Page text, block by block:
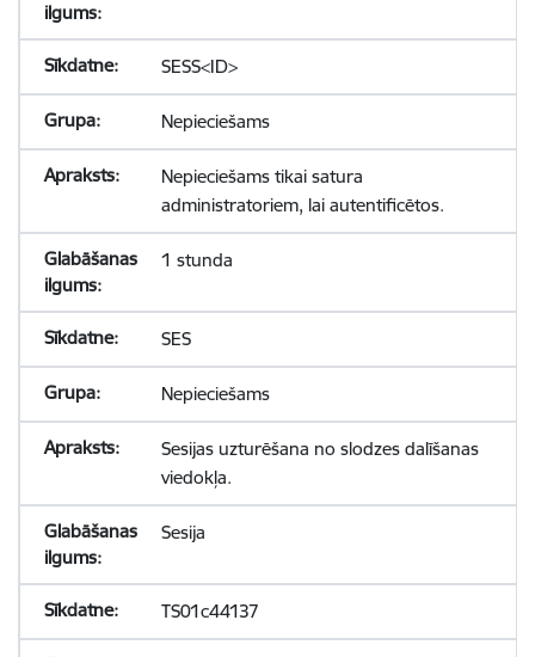
SESS<ID>
Nepieciešams
Nepieciešams tikai satura
administratoriem, lai autentificētos.
1 stunda
SES
Nepieciešams
Sesijas uzturēšana no slodzes dalīšanas
viedokļa.
Sesija
TS01c44137